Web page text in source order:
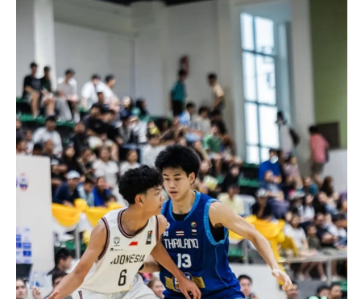
Banyak Gugatan di
Ragukan SDM Bawaslu
KPU